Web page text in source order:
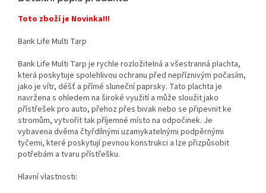
Toto zboží je Novinka!!!
Bank Life Multi Tarp
Bank Life Multi Tarp je rychle rozložitelná a všestranná plachta,
která poskytuje spolehlivou ochranu před nepříznivým počasím,
jako je vítr, déšť a přímé sluneční paprsky. Tato plachta je
navržena s ohledem na široké využití a může sloužit jako
přístřešek pro auto, přehoz přes bivak nebo se připevnit ke
stromům, vytvořit tak příjemné místo na odpočinek. Je
vybavena dvěma čtyřdílnými uzamykatelnými podpěrnými
tyčemi, které poskytují pevnou konstrukci a lze přizpůsobit
potřebám a tvaru přístřešku.
Hlavní vlastnosti: